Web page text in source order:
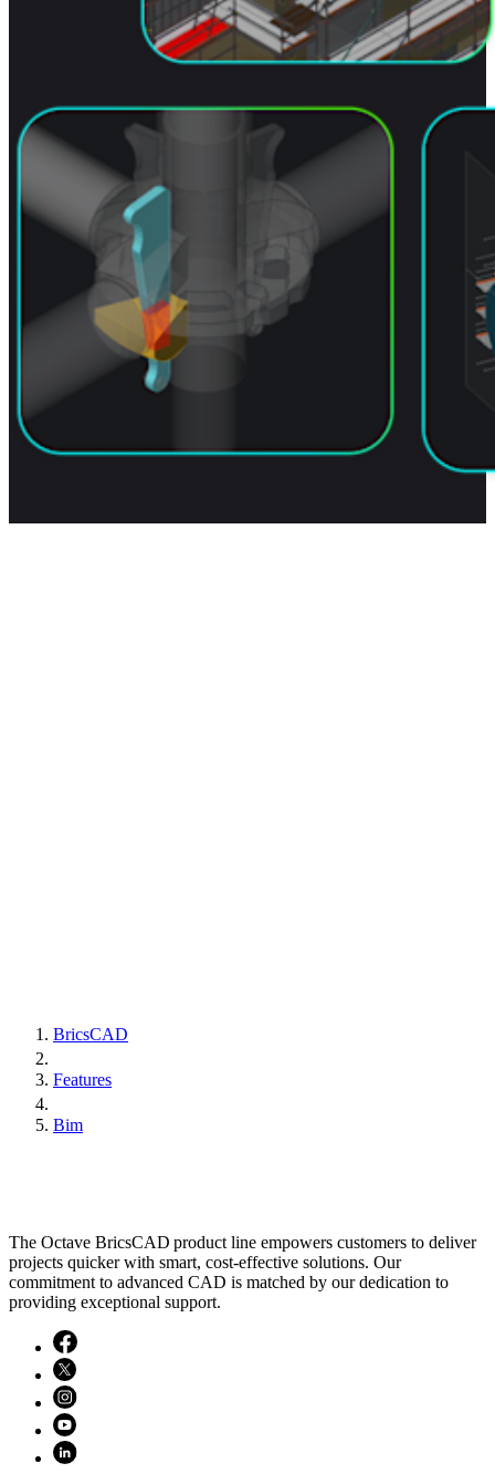
BricsCAD
Features
Bim
The Octave BricsCAD product line empowers customers to deliver
projects quicker with smart, cost-effective solutions. Our
commitment to advanced CAD is matched by our dedication to
providing exceptional support.